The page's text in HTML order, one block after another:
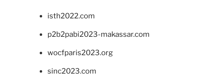
isth2022.com
p2b2pabi2023-makassar.com
wocfparis2023.org
sinc2023.com